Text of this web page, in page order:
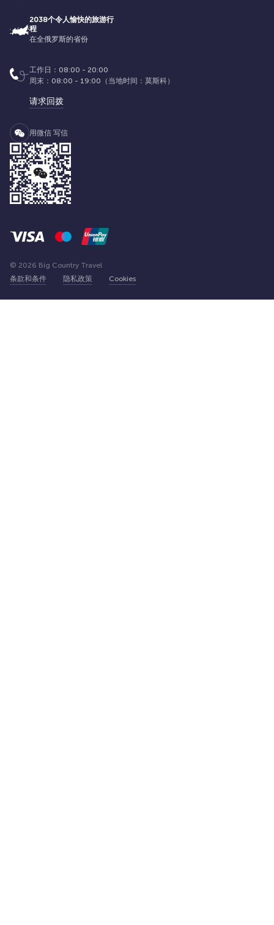
2038个令人愉快的旅游行
程
在全俄罗斯的省份
工作日：08:00 - 20:00
周末：08:00 - 19:00（当地时间：莫斯科）
请求回拨
用微信 写信
条款和条件 隐私政策 Cookies
© 2026 Big Country Travel